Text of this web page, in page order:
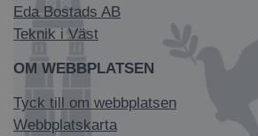
Eda Bostads AB
Teknik i Väst
OM WEBBPLATSEN
Tyck till om webbplatsen
Webbplatskarta